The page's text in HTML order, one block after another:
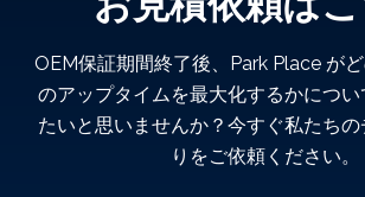
OEM保証期間終了後、Park Place が
のアップタイムを最大化するかについ
たいと思いませんか？今すぐ私たち
りをご依頼ください。